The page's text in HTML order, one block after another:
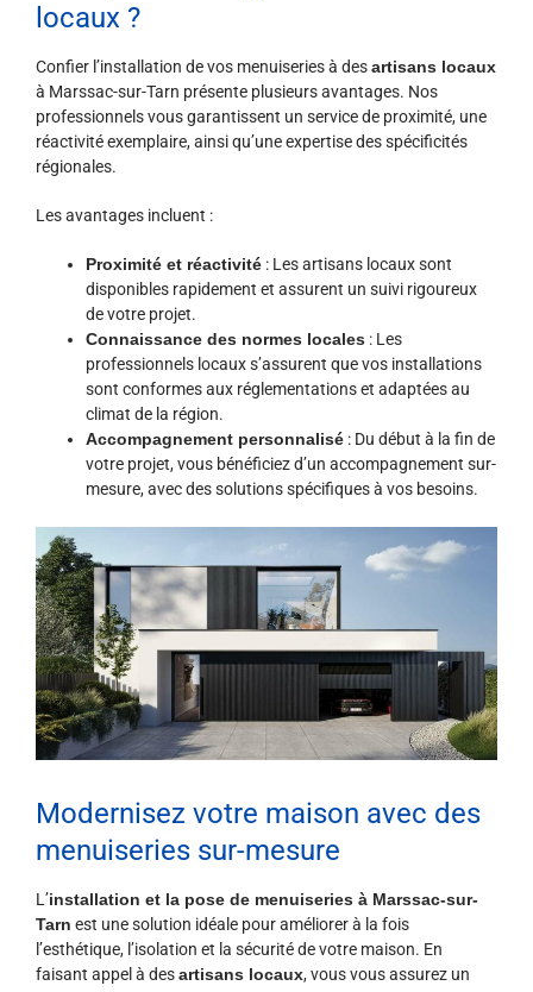
locaux ?
Confier l’installation de vos menuiseries à desartisans locaux
à Marssac-sur-Tarn présente plusieurs avantages. Nos
professionnels vous garantissent un service de proximité, une
réactivité exemplaire, ainsi qu’une expertise des spécificités
régionales.
Les avantages incluent :
Proximité et réactivité : Les artisans locaux sont
disponibles rapidement et assurent un suivi rigoureux
de votre projet.
Connaissance des normes locales : Les
professionnels locaux s’assurent que vos installations
sont conformes aux réglementations et adaptées au
climat de la région.
Accompagnement personnalisé : Du début à la fin de
votre projet, vous bénéficiez d’un accompagnement sur-
mesure, avec des solutions spécifiques à vos besoins.
Modernisez votre maison avec des
menuiseries sur-mesure
L’installation et la pose de menuiseries à Marssac-sur-
Tarn est une solution idéale pour améliorer à la fois
l’esthétique, l’isolation et la sécurité de votre maison. En
faisant appel à desartisans locaux, vous vous assurez un